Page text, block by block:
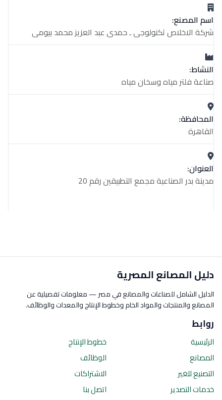
اسم المصنع:
شركة الاخلاص تكنولوجى ـ حمدى عبد العزيز محمد بيومى
النشاط:
صناعة فلتر مياه وسخان مياه
المحافظة:
القاهرة
العنوان:
مدينة بدر الصناعية مجمع التطبيقين رقم 20
دليل المصانع المصرية
الدليل الشامل للصناعات والمصانع في مصر — معلومات تفصيلية عن
المصانع والمنتجات والمواد الخام وخطوط الإنتاج والمعدات والوظائف.
روابط
الرئيسية
المصانع
التصنيع للغير
خدمات التصدير
خطوط الإنتاج
الوظائف
الاشتراكات
اتصل بنا